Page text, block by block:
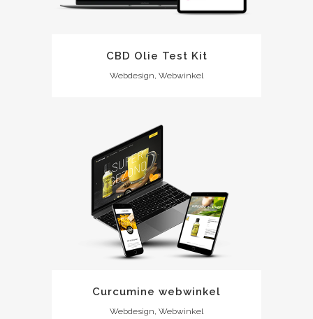
CBD Olie Test Kit
Webdesign, Webwinkel
Curcumine webwinkel
Webdesign, Webwinkel